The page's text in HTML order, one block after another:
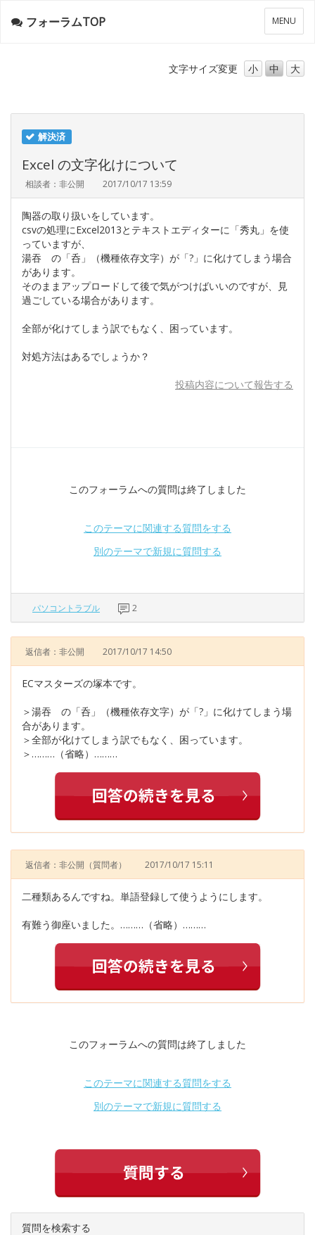
メ
ニ
ー
MENU
フォーラムTOP
文字サイズ変更 小 中 大
解決済
Excel の文字化けについて
相談者：非公開 2017/10/17 13:59
陶器の取り扱いをしています。
csvの処理にExcel2013とテキストエディターに「秀丸」を使
っていますが、
湯吞 の「呑」（機種依存文字）が「?」に化けてしまう場合
があります。
そのままアップロードして後で気がつけばいいのですが、見
過ごしている場合があります。
全部が化けてしまう訳でもなく、困っています。
対処方法はあるでしょうか？
投稿内容について報告する
このフォーラムへの質問は終了しました
このテーマに関連する質問をする
別のテーマで新規に質問する
パソコントラブル 2
返信者：非公開 2017/10/17 14:50
ECマスターズの塚本です。
＞湯吞 の「呑」（機種依存文字）が「?」に化けてしまう場
合があります。
＞全部が化けてしまう訳でもなく、困っています。
＞………（省略）………
返信者：非公開 （質問者） 2017/10/17 15:11
二種類あるんですね。単語登録して使うようにします。
有難う御座いました。………（省略）………
このフォーラムへの質問は終了しました
このテーマに関連する質問をする
別のテーマで新規に質問する
質問を検索する